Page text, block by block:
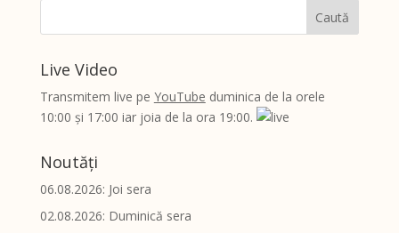
Live Video
Transmitem live pe YouTube duminica de la orele
10:00 și 17:00 iar joia de la ora 19:00.
Noutăți
06.08.2026: Joi sera
02.08.2026: Duminică sera